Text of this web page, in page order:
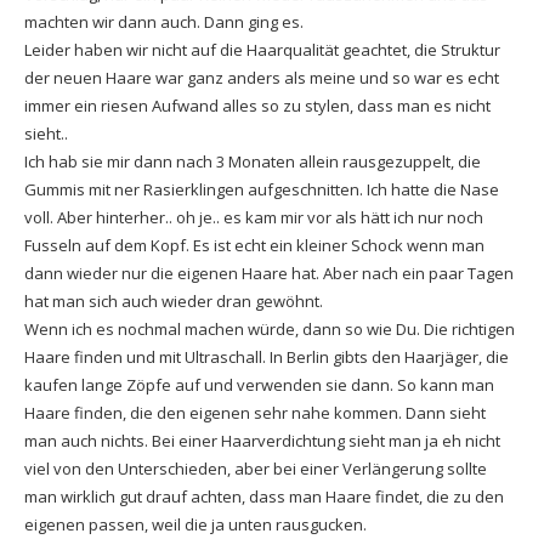
machten wir dann auch. Dann ging es.
Leider haben wir nicht auf die Haarqualität geachtet, die Struktur
der neuen Haare war ganz anders als meine und so war es echt
immer ein riesen Aufwand alles so zu stylen, dass man es nicht
sieht..
Ich hab sie mir dann nach 3 Monaten allein rausgezuppelt, die
Gummis mit ner Rasierklingen aufgeschnitten. Ich hatte die Nase
voll. Aber hinterher.. oh je.. es kam mir vor als hätt ich nur noch
Fusseln auf dem Kopf. Es ist echt ein kleiner Schock wenn man
dann wieder nur die eigenen Haare hat. Aber nach ein paar Tagen
hat man sich auch wieder dran gewöhnt.
Wenn ich es nochmal machen würde, dann so wie Du. Die richtigen
Haare finden und mit Ultraschall. In Berlin gibts den Haarjäger, die
kaufen lange Zöpfe auf und verwenden sie dann. So kann man
Haare finden, die den eigenen sehr nahe kommen. Dann sieht
man auch nichts. Bei einer Haarverdichtung sieht man ja eh nicht
viel von den Unterschieden, aber bei einer Verlängerung sollte
man wirklich gut drauf achten, dass man Haare findet, die zu den
eigenen passen, weil die ja unten rausgucken.